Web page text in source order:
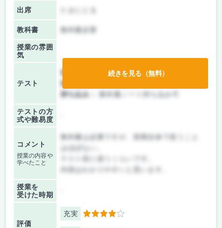
出席
教科書 教科書必要
授業の雰囲
気
テスト
前期/中間：
テストのみ
後期/期末：
持ち込み：
教科書ノート持ち込み可
テストの方
式や難易度
コメント
授業の内容や
学べたこと
教科書は必要ですが、授業自体で使うこと
授業を
受けた時期
評価
充実 4
続きを見る（無料）